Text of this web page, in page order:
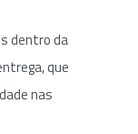
dentro da
que
nas